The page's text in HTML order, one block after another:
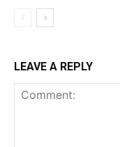
LEAVE A REPLY